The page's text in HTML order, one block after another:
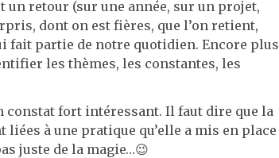
un retour (sur une année, sur un projet,
dont on est fières, que l’on retient,
fait partie de notre quotidien. Encore plus
les thèmes, les constantes, les
constat fort intéressant. Il faut dire que la
à une pratique qu’elle a mis en place
juste de la magie…😉